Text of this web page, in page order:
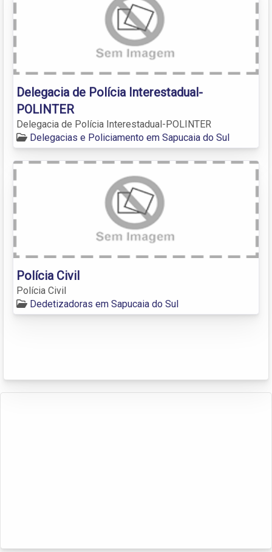
Delegacia de Polícia Interestadual-
POLINTER
Delegacia de Polícia Interestadual-POLINTER
Delegacias e Policiamento em Sapucaia do Sul
Polícia Civil
Polícia Civil
Dedetizadoras em Sapucaia do Sul